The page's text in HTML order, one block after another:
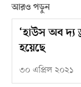
আরও পড়ুন
‘হাউস অব দ্য
হয়েছে
৩০ এপ্রিল ২০২১